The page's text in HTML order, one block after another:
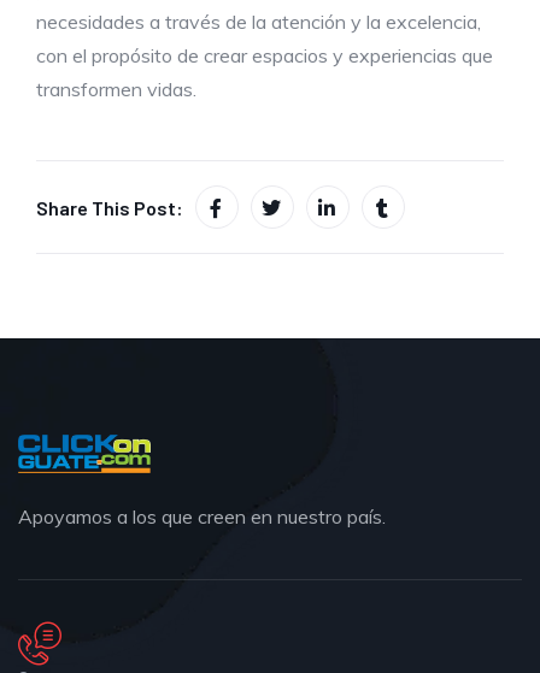
necesidades a través de la atención y la excelencia,
con el propósito de crear espacios y experiencias que
transformen vidas.
Share This Post:
Apoyamos a los que creen en nuestro país.